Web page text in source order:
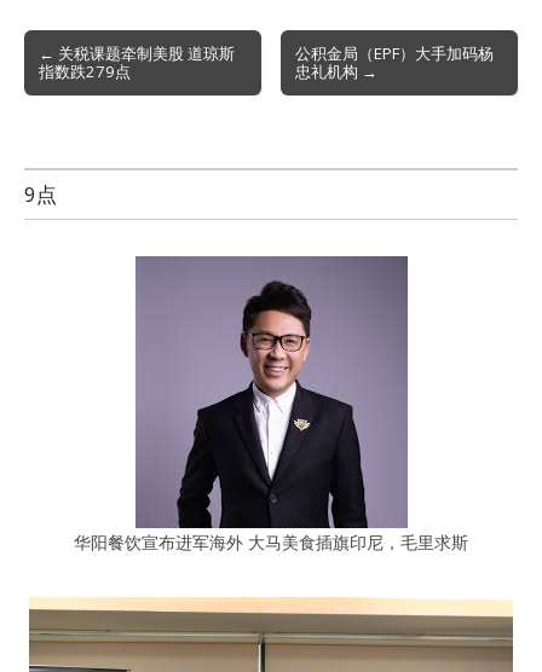
Post
navigation
← 关税课题牵制美股 道琼斯
指数跌279点
公积金局（EPF）大手加码杨
忠礼机构 →
9点
华阳餐饮宣布进军海外 大马美食插旗印尼，毛里求斯